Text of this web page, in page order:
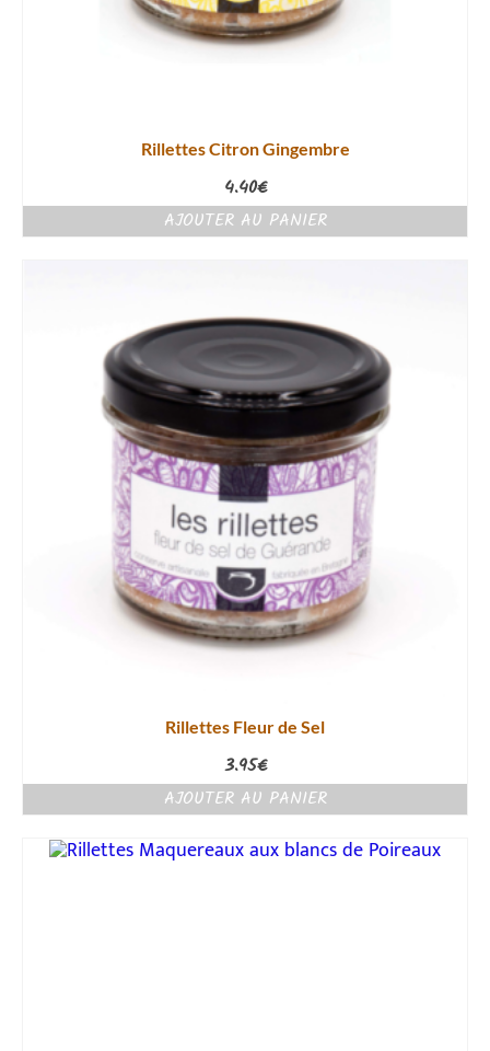
Rillettes Citron Gingembre
4.40€
AJOUTER AU PANIER
Rillettes Fleur de Sel
3.95€
AJOUTER AU PANIER